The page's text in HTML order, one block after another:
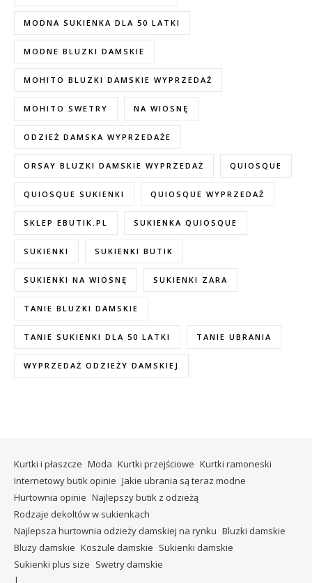
MODNA SUKIENKA DLA 50 LATKI
MODNE BLUZKI DAMSKIE
MOHITO BLUZKI DAMSKIE WYPRZEDAŻ
MOHITO SWETRY NA WIOSNĘ
ODZIEŻ DAMSKA WYPRZEDAŻE
ORSAY BLUZKI DAMSKIE WYPRZEDAŻ QUIOSQUE
QUIOSQUE SUKIENKI QUIOSQUE WYPRZEDAŻ
SKLEP EBUTIK.PL SUKIENKA QUIOSQUE
SUKIENKI SUKIENKI BUTIK
SUKIENKI NA WIOSNĘ SUKIENKI ZARA
TANIE BLUZKI DAMSKIE
TANIE SUKIENKI DLA 50 LATKI TANIE UBRANIA
WYPRZEDAŻ ODZIEŻY DAMSKIEJ
Kurtki i płaszcze Moda Kurtki przejściowe Kurtki ramoneski
Internetowy butik opinie Jakie ubrania są teraz modne
Hurtownia opinie Najlepszy butik z odzieżą
Rodzaje dekoltów w sukienkach
Najlepsza hurtownia odzieży damskiej na rynku Bluzki damskie
Bluzy damskie Koszule damskie Sukienki damskie
Sukienki plus size Swetry damskie